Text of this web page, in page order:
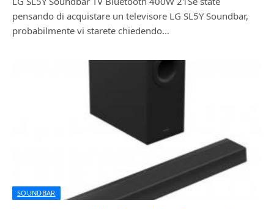
pensando di acquistare un televisore LG SL5Y Soundbar,
probabilmente vi starete chiedendo…
SOUNDBAR